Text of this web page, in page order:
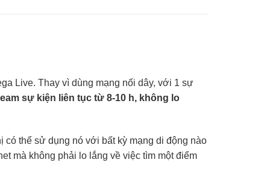
Live. Thay vì dùng mạng nối dây, với 1 sự
sự kiện liên tục từ 8-10 h, không lo
có thể sử dụng nó với bất kỳ mạng di động nào
mà không phải lo lắng về việc tìm một điểm